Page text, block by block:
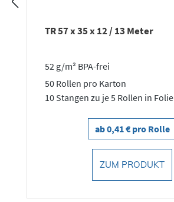
TR 57 x 35 x 12 / 13 Meter
52 g/m² BPA-frei
50 Rollen pro Karton
10 Stangen zu je 5 Rollen in Folie
ab 0,41 € pro Rolle
ZUM PRODUKT